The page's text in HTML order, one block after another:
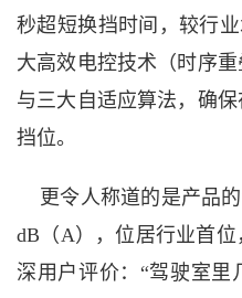
秒超短换挡时间，较行
大高效电控技术（时序重
与三大自适应算法，确
挡位。
更令人称道的是产品
dB（A），位居行业首
深用户评价：“驾驶室里